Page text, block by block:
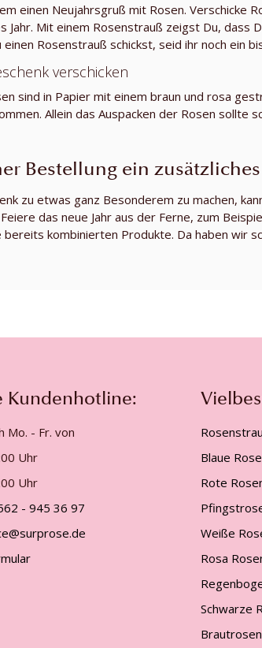
einen Neujahrsgruß mit Rosen. Verschicke
Jahr. Mit einem Rosenstrauß zeigst Du, dass
einen Rosenstrauß schickst, seid ihr noch ein
verschicken
sind in Papier mit einem braun und rosa
Allein das Auspacken der Rosen sollte
Bestellung ein
zu etwas ganz Besonderem zu machen,
das neue Jahr aus der Ferne, zum
bereits kombinierten Produkte. Da haben wir
Kundenhotline:
Mo. - Fr. von
Uhr
Uhr
- 945 36 97
Blaue
Rote
Weiße
Rosa
Schwarze
Brautrosen